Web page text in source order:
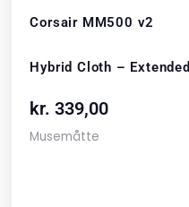
Corsair MM500 v2
Hybrid Cloth – Extended
kr. 339,00
Musemåtte